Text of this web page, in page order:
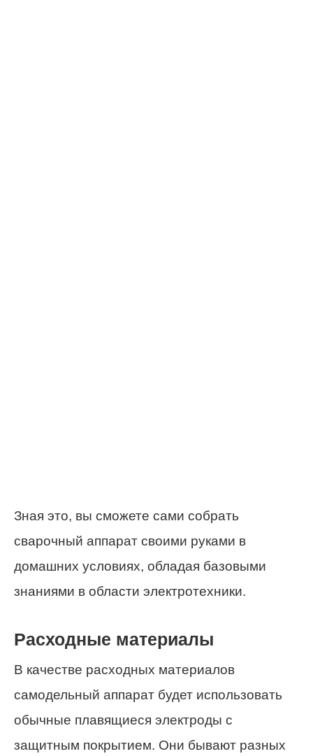
Зная это, вы сможете сами собрать
сварочный аппарат своими руками в
домашних условиях, обладая базовыми
знаниями в области электротехники.
Расходные материалы
В качестве расходных материалов
самодельный аппарат будет использовать
обычные плавящиеся электроды с
защитным покрытием. Они бывают разных